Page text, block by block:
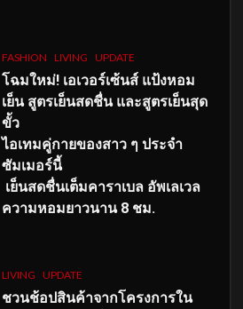
FASHION LIVING UPDATE
โฉมใหม่! เอเวอร์เซ้นส์ แป้งหอม
เย็น สูตรเย็นสดชื่น และสูตรเย็นสุด
ขั้ว
ไอเทมคู่กายของสาว ๆ ประจำ
ซัมเมอร์นี้
เย็นสดชื่นเต็มคาราเบล อัพเลเวล
ความหอมยาวนาน 8 ชม.
LIVING UPDATE
ชวนช้อปสินค้าจากโครงการใน